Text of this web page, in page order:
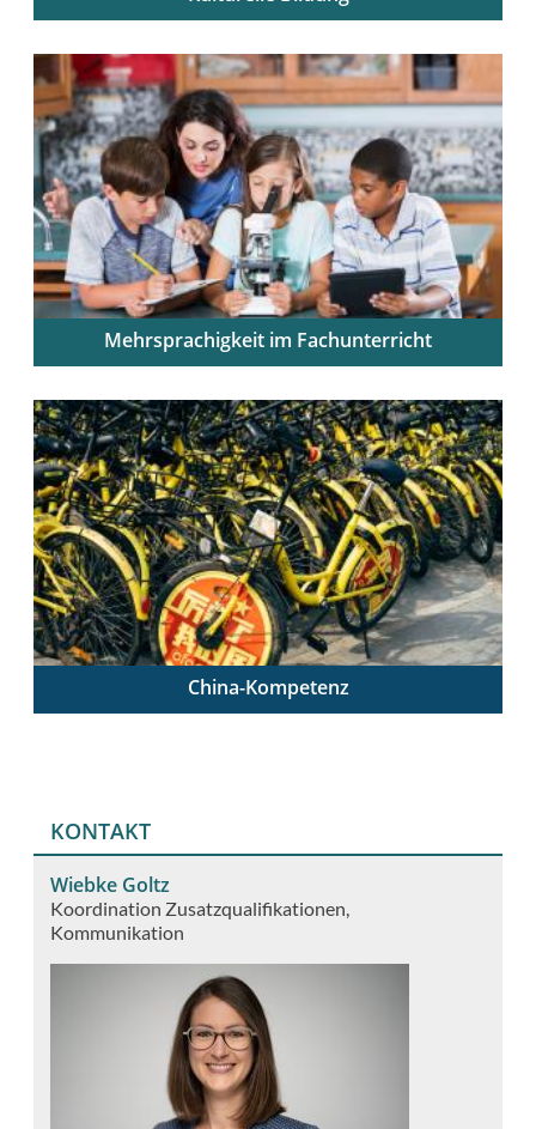
integrieren
Mehrsprachigkeit im Fachunterricht
gestalten
China-Kompetenz
KONTAKT
Wiebke Goltz
Koordination Zusatzqualifikationen
Kommunikation